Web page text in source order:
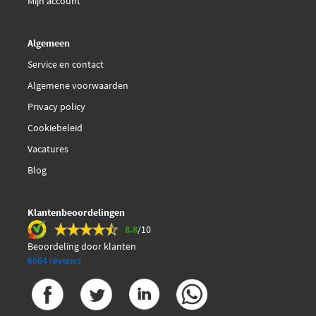
Algemeen
Service en contact
Algemene voorwaarden
Privacy policy
Cookiebeleid
Vacatures
Blog
Klantenbeoordelingen
8.8/10
Beoordeling door klanten
6664 reviews